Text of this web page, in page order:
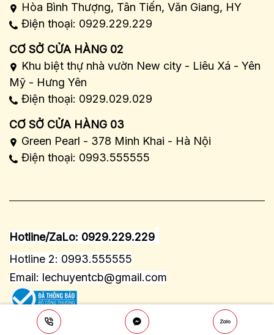
Hòa Bình Thượng, Tân Tiến, Văn Giang, HY
Điện thoại: 0929.229.229
CƠ SỞ CỬA HÀNG 02
Khu biệt thự nhà vườn New city - Liêu Xá - Yên
Mỹ - Hưng Yên
Điện thoại: 0929.029.029
CƠ SỞ CỬA HÀNG 03
Green Pearl - 378 Minh Khai - Hà Nội
Điện thoại: 0993.555555
Hotline/ZaLo: 0929.229.229
Hotline 2: 0993.555555
Email: lechuyentcb@gmail.com